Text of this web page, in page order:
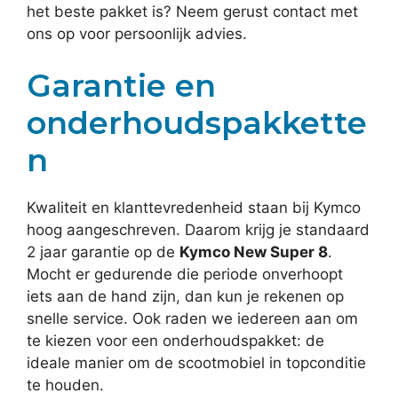
het beste pakket is? Neem gerust contact met
ons op voor persoonlijk advies.
Garantie en
onderhoudspakkette
n
Kwaliteit en klanttevredenheid staan bij Kymco
hoog aangeschreven. Daarom krijg je standaard
2 jaar garantie op de Kymco New Super 8.
Mocht er gedurende die periode onverhoopt
iets aan de hand zijn, dan kun je rekenen op
snelle service. Ook raden we iedereen aan om
te kiezen voor een onderhoudspakket: de
ideale manier om de scootmobiel in topconditie
te houden.